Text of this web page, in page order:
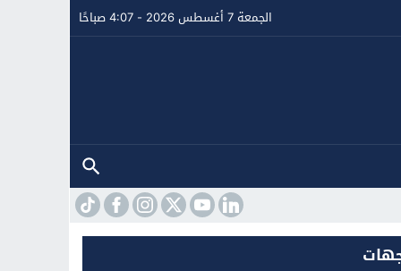
الجمعة 7 أغسطس 2026 - 4:07 صباحًا